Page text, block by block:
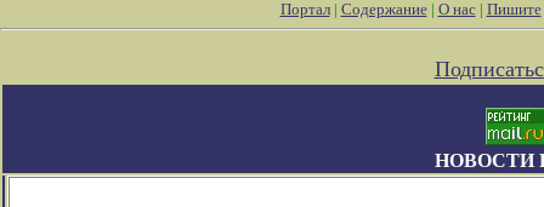
Портал| Содержание| О нас| Пишите
НОВОСТИ